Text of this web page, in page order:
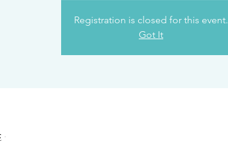
Registration is closed for this event.
Got It